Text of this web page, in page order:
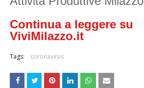
Continua a leggere su
ViviMilazzo.it
Tags: coronavirus